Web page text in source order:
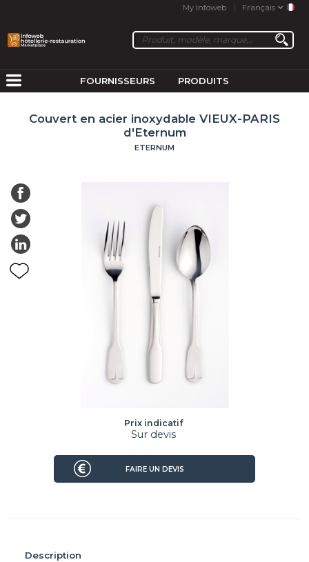
My Infoweb Français
FOURNISSEURS PRODUITS
Couvert en acier inoxydable VIEUX-PARIS
d'Eternum
ETERNUM
Description
Prix indicatif
Sur devis
FAIRE UN DEVIS